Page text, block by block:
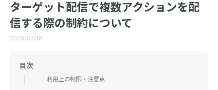
ターゲット配信で複数アクションを配
信する際の制約について
2026/07/16
目次
利用上の制限・注意点